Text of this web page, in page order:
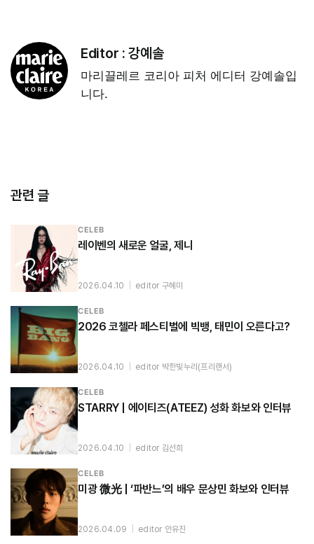
Editor :강예솔
마리끌레르 코리아 피처 에디터 강예솔입
니다.
관련 글
CELEB
레이벤의 새로운 얼굴, 제니
2026.04.10 editor 구혜미
CELEB
2026 코첼라 페스티벌에 빅뱅, 태민이 오른다고?
2026.04.10 editor 박한빛누리(프리랜서)
CELEB
STARRY | 에이티즈(ATEEZ) 성화 화보와 인터뷰
2026.04.10 editor 김선희
CELEB
미광 微光 | ‘파반느’의 배우 문상민 화보와 인터뷰
2026.04.09 editor 안유진